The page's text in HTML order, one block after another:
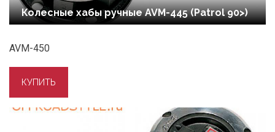
Колесные хабы ручные AVM-445 (Patrol 90>)
AVM-450